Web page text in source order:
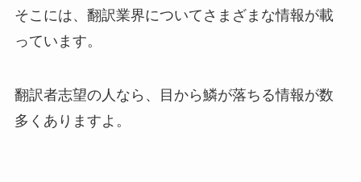
そこには、翻訳業界についてさまざまな情報が載
っています。
翻訳者志望の人なら、目から鱗が落ちる情報が数
多くありますよ。